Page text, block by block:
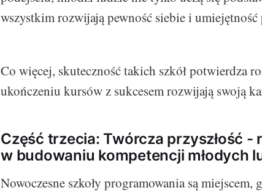
wszystkim rozwijają pewność siebie i umiejętność
Co więcej, skuteczność takich szkół potwierdza
ukończeniu kursów z sukcesem rozwijają swoją
Część trzecia: Twórcza przyszłość -
w budowaniu kompetencji młodych
Nowoczesne szkoły programowania są miejscem,